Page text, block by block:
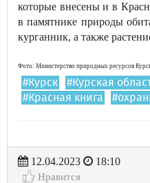
которые внесены и в
в памятнике природы
курганник, а также
Фото: Министерство природных ресурсов
#Курск #Курская
#Красная книга
12.04.2023
18:10
Нравится